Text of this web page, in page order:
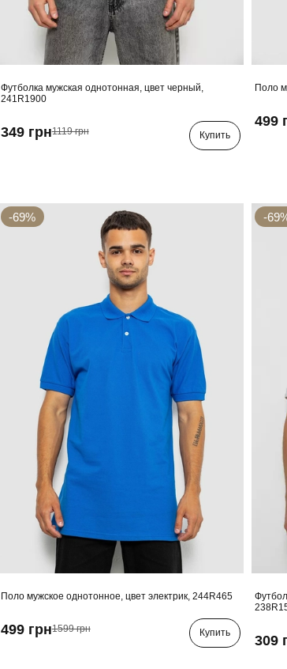
Футболка мужская однотонная, цвет черный,
241R1900
349 грн1119 грн Купить
Поло
499
-69%
Поло мужское однотонное, цвет электрик, 244R465
499 грн1599 грн Купить
-
309